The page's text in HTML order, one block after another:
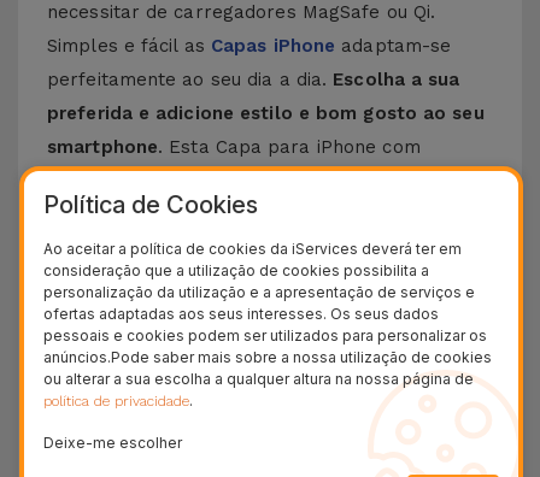
necessitar de carregadores MagSafe ou Qi.
Simples e fácil as Capas iPhone adaptam-se
perfeitamente ao seu dia a dia. Escolha a sua
preferida e adicione estilo e bom gosto ao seu
smartphone. Esta Capa para iPhone com
Apple, desde oiPhone 12
Max, sem esquecer os novosiPhone 16ou
iPhone 17.
Como tirar o amarelado da capa
transparente?
Quando se usa uma capa transparente num
telemóvel com o passar do tempo, esta começa
Política de Cookies
Ao aceitar a política de cookies da iServices deverá ter em
consideração que a utilização de cookies possibilita a
personalização da utilização e a apresentação de serviços e
ofertas adaptadas aos seus interesses. Os seus dados
pessoais e cookies podem ser utilizados para personalizar os
anúncios.Pode saber mais sobre a nossa utilização de cookies
ou alterar a sua escolha a qualquer altura na nossa página de
política de privacidade.
Deixe-me escolher